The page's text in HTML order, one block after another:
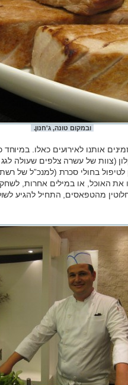
ובמקום טונה, ג'חנון.
אותנו לאירועים כאלו.
(צוות של עשרה צלפים שעולה
לטיפול בחולי סכרת (למנכ”ל של
את האוכל, או במילים אחרות,
מהטפאסים, התחיל להגיע